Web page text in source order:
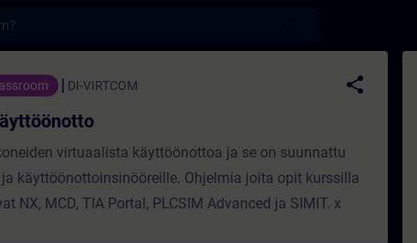
訓 - 培訓 - 專業發展 | SITRAIN
DI-VIRTCOM
share
virtuaalista käyttöönottoa ja se on suunnattu
käyttöönottoinsinööreille. Ohjelmia joita opit kurssilla
NX, MCD, TIA Portal, PLCSIM Advanced ja SIMIT. x